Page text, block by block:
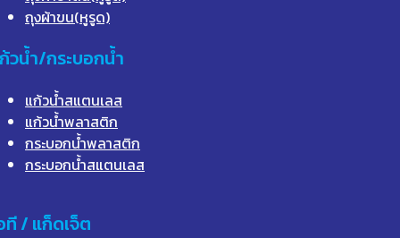
ถุงผ้าขน(หูรูด)
วน้ำ/กระบอกน้ำ
แก้วน้ำสแตนเลส
แก้วน้ำพลาสติก
กระบอกน้ำพลาสติก
กระบอกน้ำสแตนเลส
ที / แก็ดเจ็ต